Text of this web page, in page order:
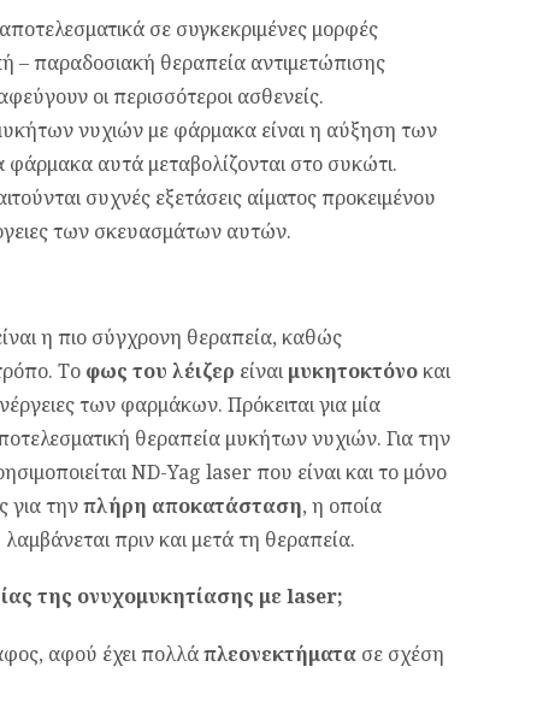
σε συγκεκριμένες μορφές
– παραδοσιακή θεραπεία αντιμετώπισης
οι περισσότεροι ασθενείς.
νυχιών με φάρμακα είναι η αύξηση των
αυτά μεταβολίζονται στο συκώτι.
συχνές εξετάσεις αίματος προκειμένου
των σκευασμάτων αυτών.
η πιο σύγχρονη θεραπεία, καθώς
Το φως του λέιζερ είναιμυκητοκτόνο και
των φαρμάκων. Πρόκειται για μία
θεραπεία μυκήτων νυχιών. Για την
ND-Yag laser που είναι και το μόνο
για τηνπλήρη αποκατάσταση, η οποία
πριν και μετά τη θεραπεία.
της ονυχομυκητίασης με laser;
αφού έχει πολλάπλεονεκτήματα σε σχέση